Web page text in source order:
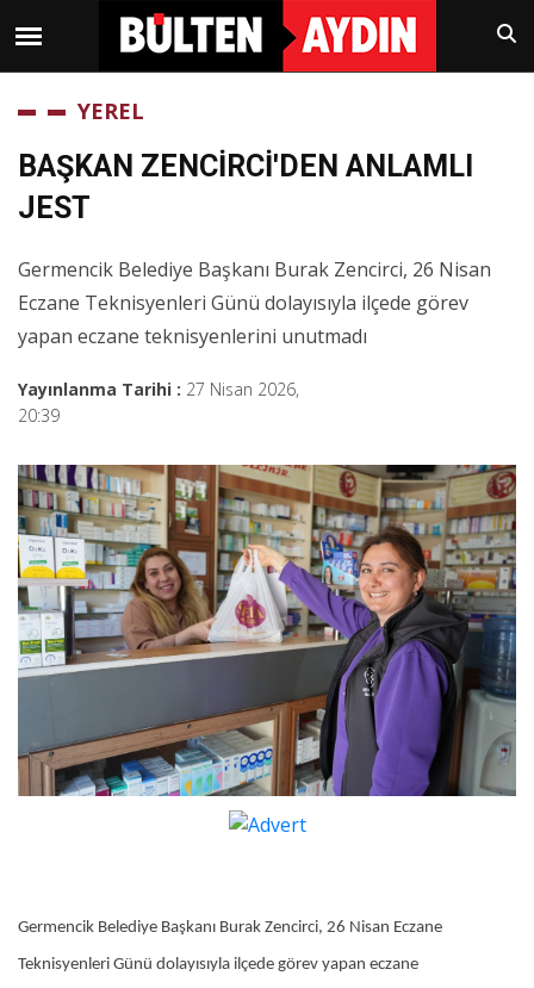
YEREL
BAŞKAN ZENCİRCİ'DEN ANLAMLI
JEST
Germencik Belediye Başkanı Burak Zencirci, 26 Nisan
Eczane Teknisyenleri Günü dolayısıyla ilçede görev
yapan eczane teknisyenlerini unutmadı
Yayınlanma Tarihi : 27 Nisan 2026,
20:39
Germencik Belediye Başkanı Burak Zencirci, 26 Nisan Eczane
Teknisyenleri Günü dolayısıyla ilçede görev yapan eczane